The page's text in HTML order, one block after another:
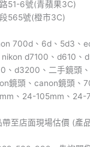
51-6號(青蘋果3C)
565號(橙市3C)
700d、6d、5d3、
d7100、d610、
、d3200、二手鏡頭
鏡頭、canon鏡頭、
、24-105mm、24-
至店面現場估價 (產